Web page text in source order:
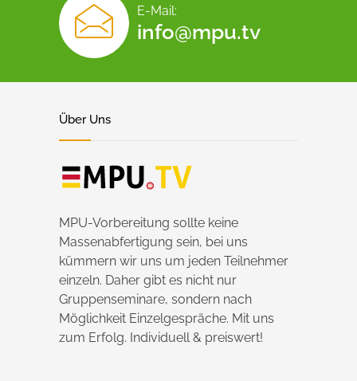
E-Mail:
info@mpu.tv
Über Uns
MPU-Vorbereitung sollte keine
Massenabfertigung sein, bei uns
kümmern wir uns um jeden Teilnehmer
einzeln. Daher gibt es nicht nur
Gruppenseminare, sondern nach
Möglichkeit Einzelgespräche. Mit uns
zum Erfolg. Individuell & preiswert!